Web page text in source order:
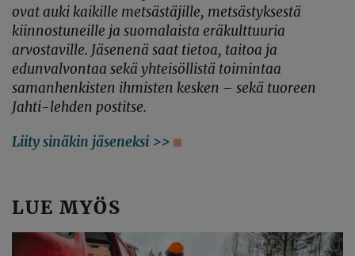
ovat auki kaikille metsästäjille, metsästyksestä
kiinnostuneille ja suomalaista eräkulttuuria
arvostaville. Jäsenenä saat tietoa, taitoa ja
edunvalvontaa sekä yhteisöllistä toimintaa
samanhenkisten ihmisten kesken – sekä tuoreen
Jahti-lehden postitse.
Liity sinäkin jäseneksi >>
LUE MYÖS